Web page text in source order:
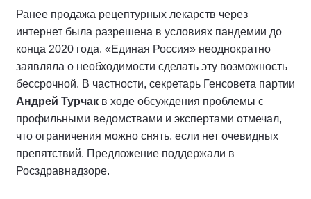
Ранее продажа рецептурных лекарств через
интернет была разрешена в условиях пандемии до
конца 2020 года. «Единая Россия» неоднократно
заявляла о необходимости сделать эту возможность
бессрочной. В частности, секретарь Генсовета партии
Андрей Турчак в ходе обсуждения проблемы с
профильными ведомствами и экспертами отмечал,
что ограничения можно снять, если нет очевидных
препятствий. Предложение поддержали в
Росздравнадзоре.